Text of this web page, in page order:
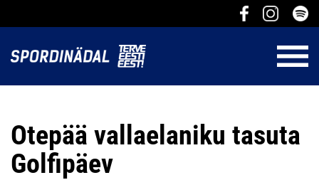
Otepää vallaelaniku tasuta
Golfipäev